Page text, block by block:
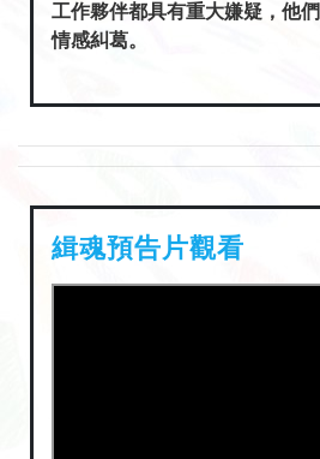
工作夥伴都具有重大嫌疑，他
情感糾葛。
緝魂預告片觀看